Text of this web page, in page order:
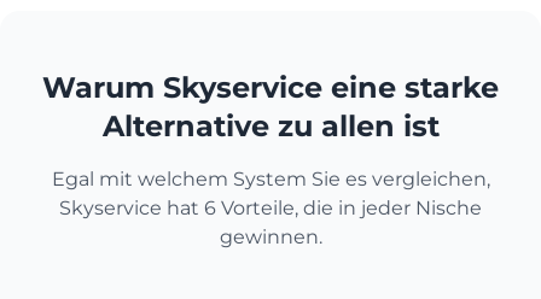
Warum Skyservice eine starke
Alternative zu allen ist
Egal mit welchem System Sie es vergleichen,
Skyservice hat 6 Vorteile, die in jeder Nische
gewinnen.